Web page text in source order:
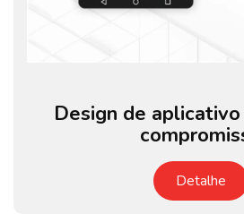
Design de
Detalhe